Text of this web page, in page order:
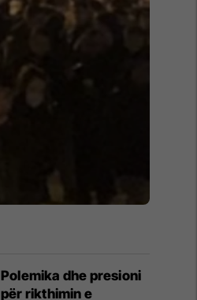
Polemika dhe presioni
për rikthimin e